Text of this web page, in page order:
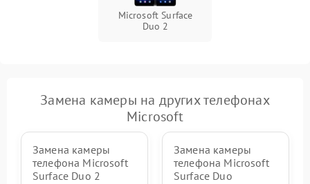
Microsoft Surface
Duo 2
Замена камеры на других телефонах
Microsoft
Замена камеры
телефона Microsoft
Surface Duo 2
Замена камеры
телефона Microsoft
Surface Duo